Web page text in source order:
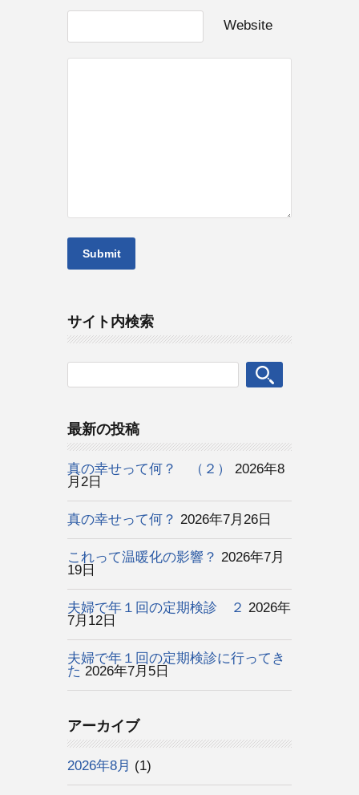
Website
サイト内検索
最新の投稿
真の幸せって何？ （２）
2026年8
月2日
真の幸せって何？ 2026年7月26日
これって温暖化の影響？ 2026年7月
19日
夫婦で年１回の定期検診 ２ 2026年
7月12日
夫婦で年１回の定期検診に行ってき
た 2026年7月5日
アーカイブ
2026年8月 (1)